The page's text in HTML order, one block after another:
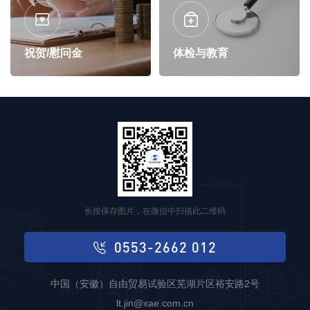
祝贺/慰问金 体检与教育
长按保存图片，在微信中扫描此二维码
0553-2662 012
中国（安徽）自由贸易试验区芜湖片区裕安路2号
lt.jin@xae.com.cn